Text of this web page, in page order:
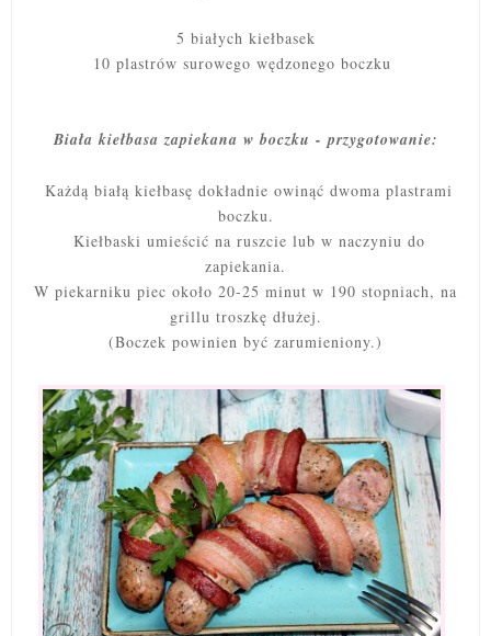
5 białych kiełbasek
10 plastrów surowego wędzonego boczku
Biała kiełbasa zapiekana w boczku - przygotowanie:
Każdą białą kiełbasę dokładnie owinąć dwoma plastrami
boczku.
Kiełbaski umieścić na ruszcie lub w naczyniu do
zapiekania.
W piekarniku piec około 20-25 minut w 190 stopniach, na
grillu troszkę dłużej.
(Boczek powinien być zarumieniony.)